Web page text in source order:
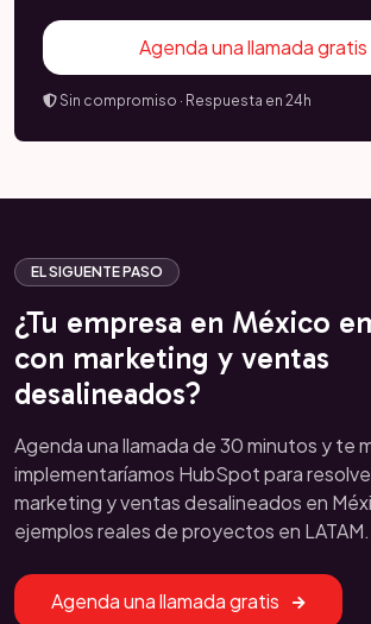
Agenda una llamada gratis
Sin compromiso · Respuesta en 24h
EL SIGUENTE PASO
¿Tu empresa en México
con marketing y ventas
desalineados?
Agenda una llamada de 30 minutos y te
implementaríamos HubSpot para
marketing y ventas desalineados en
ejemplos reales de proyectos en LATAM.
Agenda una llamada gratis